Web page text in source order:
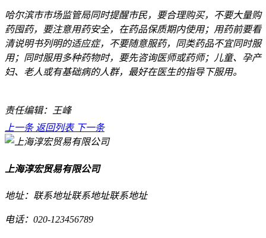
哈尔滨市市场监管局同时提醒市民，要合理购买，不要大量购
药囤药，要注意用药安全，在药品保质期内使用；用药前要看
清说明书列明的适应症，不要随意服药，同类药品不宜同时服
用；同时服用多种药物时，要先咨询医师或药师；儿童、孕产
妇、老人或有基础病的人群，最好在医生的指导下服用。
责任编辑：王峰
上一条返回列表 下一条
上海淳宏贸易有限公司
地址：联系地址联系地址联系地址
电话：020-123456789